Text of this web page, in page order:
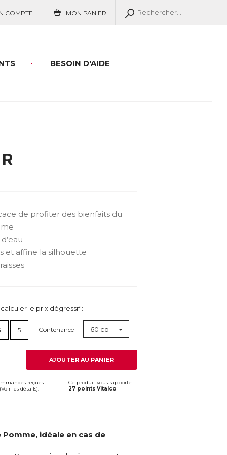
COMPTE MON PANIER
BESOIN D'AIDE
de profiter des bienfaits du
et affine la silhouette
le prix dégressif :
5 Contenance 60 cp
AJOUTER AU PANIER
reçues
Voir les détails).
Ce produit vous rapporte
27 points Vitalco
idéale en cas de